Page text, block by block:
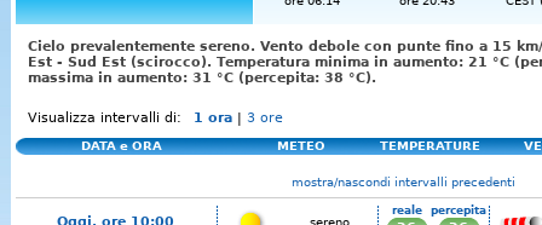
Cielo prevalentemente sereno. Vento debole con punte fino a 15
Est - Sud Est (scirocco). Temperatura minima in aumento: 21 °C
massima in aumento: 31 °C (percepita: 38 °C).
Visualizza intervalli di: 1 ora | 3 ore
DATA e ORA METEO TEMPERATURE
mostra/nascondi intervalli precedenti
sereno
reale percepita